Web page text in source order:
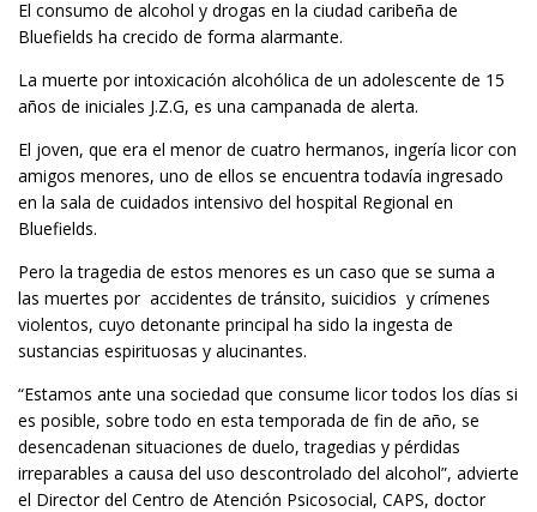
El consumo de alcohol y drogas en la ciudad caribeña de
Bluefields ha crecido de forma alarmante.
La muerte por intoxicación alcohólica de un adolescente de 15
años de iniciales J.Z.G, es una campanada de alerta.
El joven, que era el menor de cuatro hermanos, ingería licor con
amigos menores, uno de ellos se encuentra todavía ingresado
en la sala de cuidados intensivo del hospital Regional en
Bluefields.
Pero la tragedia de estos menores es un caso que se suma a
las muertes por accidentes de tránsito, suicidios y crímenes
violentos, cuyo detonante principal ha sido la ingesta de
sustancias espirituosas y alucinantes.
“Estamos ante una sociedad que consume licor todos los días si
es posible, sobre todo en esta temporada de fin de año, se
desencadenan situaciones de duelo, tragedias y pérdidas
irreparables a causa del uso descontrolado del alcohol”, advierte
el Director del Centro de Atención Psicosocial, CAPS, doctor